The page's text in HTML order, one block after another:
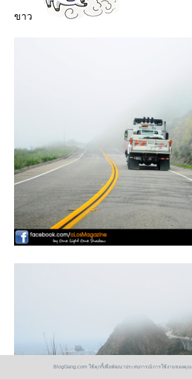
ขาว
BlogGang.com ใช้คุกกี้เพื่อพัฒนาประสบการณ์การใช้งานของคุณ